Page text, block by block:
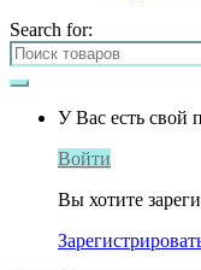
Search for:
У Вас есть свой
Войти
Вы хотите